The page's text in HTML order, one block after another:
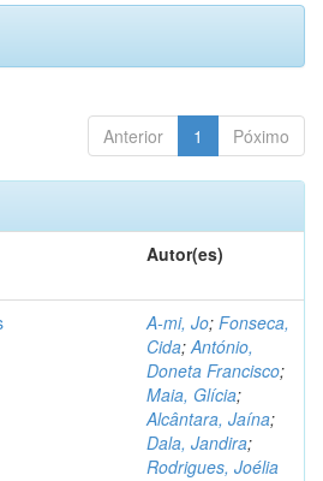
Anterior 1 Póximo
Autor(es)
A-mi, Jo; Fonseca,
Cida;António,
Doneta Francisco;
Maia, Glícia;
Alcântara, Jaína;
Dala, Jandira;
Rodrigues, Joélia